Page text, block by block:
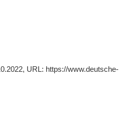
URL: https://www.deutsche-